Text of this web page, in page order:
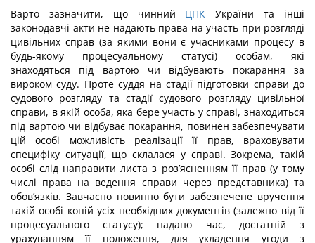
Варто зазначити, що чинний ЦПК України та інші
законодавчі акти не надають права на участь при розгляді
цивільних справ (за якими вони є учасниками процесу в
будь-якому процесуальному статусі) особам, які
знаходяться під вартою чи відбувають покарання за
вироком суду. Проте суддя на стадії підготовки справи до
судового розгляду та стадії судового розгляду цивільної
справи, в якій особа, яка бере участь у справі, знаходиться
під вартою чи відбуває покарання, повинен забезпечувати
цій особі можливість реалізації її прав, враховувати
специфіку ситуації, що склалася у справі. Зокрема, такій
особі слід направити листа з роз’ясненням її прав (у тому
числі права на ведення справи через представника) та
обов’язків. Завчасно повинно бути забезпечене вручення
такій особі копій усіх необхідних документів (залежно від її
процесуального статусу); надано час, достатній з
урахуванням її положення, для укладення угоди з